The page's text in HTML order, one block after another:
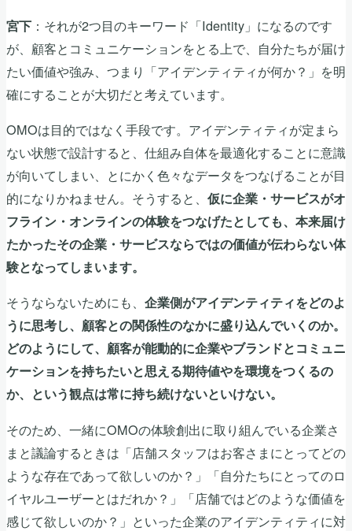
宮下 ：それが2つ目のキーワード「Identity」になるのです
が、顧客とコミュニケーションをとる上で、自分たちが届け
たい価値や強み、つまり「アイデンティティが何か？」を明
確にすることが大切だと考えています。
OMOは目的ではなく手段です。アイデンティティが定まら
ない状態で設計すると、仕組み自体を最適化することに意識
が向いてしまい、とにかく色々なデータをつなげることが目
的になりかねません。そうすると、 仮に企業・サービスがオ
フライン・オンラインの体験をつなげたとしても、本来届け
たかったその企業・サービスならではの価値が伝わらない体
験となってしまいます。
そうならないためにも、 企業側がアイデンティティをどのよ
うに思考し、顧客との関係性のなかに盛り込んでいくのか。
どのようにして、顧客が能動的に企業やブランドとコミュニ
ケーションを持ちたいと思える期待値やを環境をつくるの
か、という観点は常に持ち続けないといけない。
そのため、一緒にOMOの体験創出に取り組んでいる企業さ
まと議論するときは「店舗スタッフはお客さまにとってどの
ような存在であって欲しいのか？」「自分たちにとってのロ
イヤルユーザーとはだれか？」「店舗ではどのような価値を
感じて欲しいのか？」といった企業のアイデンティティに対